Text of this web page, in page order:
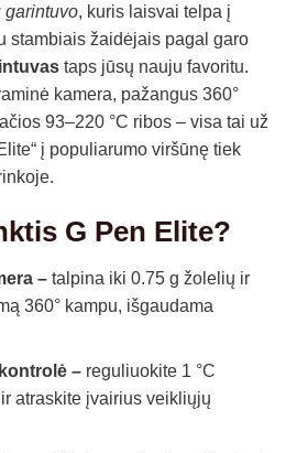
garintuvo, kuris laisvai telpa į
stambiais žaidėjais pagal garo
taps jūsų nauju favoritu.
kamera, pažangus 360°
93–220 °C ribos – visa tai už
į populiarumo viršūnę tiek
G Pen Elite?
–talpina iki 0.75 g žolelių ir
360° kampu, išgaudama
–reguliuokite 1 °C
atraskite įvairius veikliųjų